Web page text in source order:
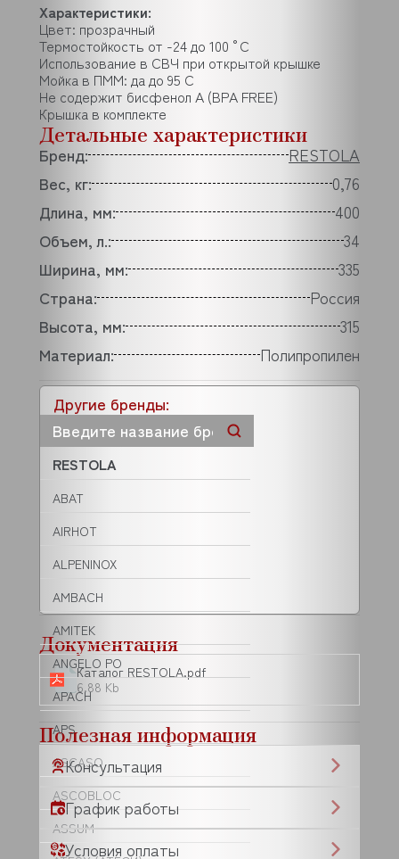
Другие бренды:
RESTOLA
ABAT
AIRHOT
ALPENINOX
AMBACH
AMITEK
ANGELO PO
APACH
APS
ASCASO
ASCOBLOC
ASSUM
Характеристики:
Цвет: прозрачный
Термостойкость от -24 до 100 °С
Использование в СВЧ при открытой крышке
Мойка в ПММ: да до 95 С
Не содержит бисфенол А (BPA FREE)
Крышка в комплекте
Детальные характеристики
Бренд:
RESTOLA
Вес, кг:
0,76
Длина, мм:
400
Объем, л.:
34
Ширина, мм:
335
Страна:
Россия
Высота, мм:
315
Материал:
Полипропилен
Документация
Каталог RESTOLA.pdf
6.88 Kb
Полезная информация
Консультация
График работы
Условия оплаты